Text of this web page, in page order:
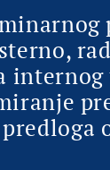
internog